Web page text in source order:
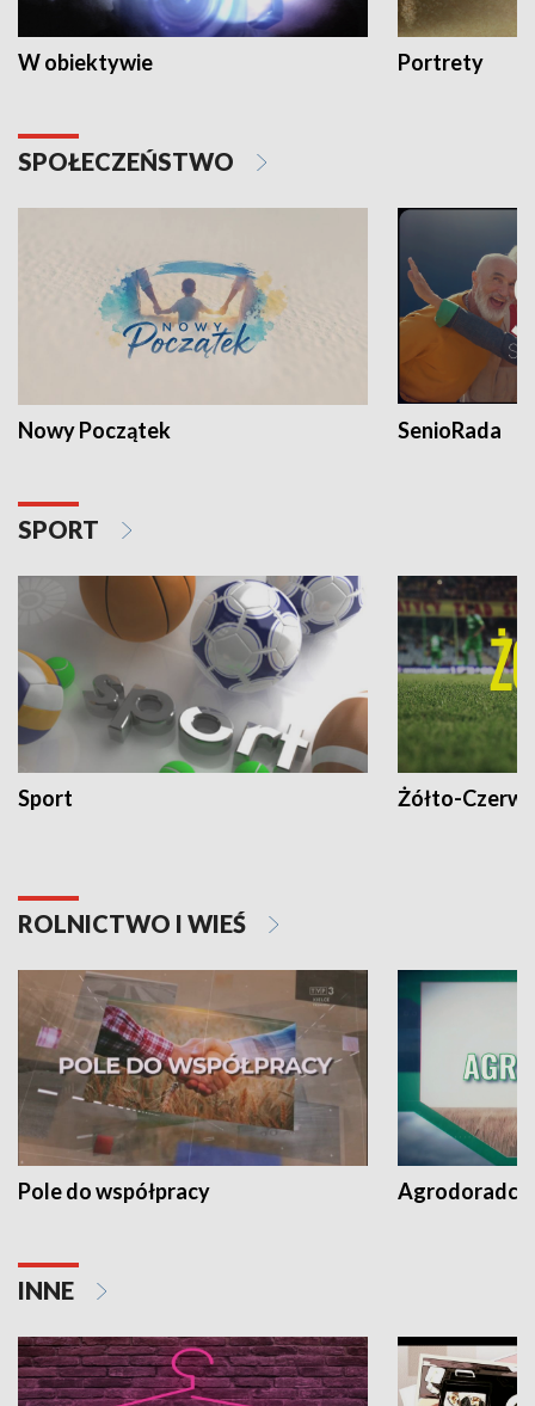
W obiektywie Portrety
SPOŁECZEŃSTWO
Nowy Początek SenioRada
SPORT
Sport Żółto-
ROLNICTWO I WIEŚ
Pole do współpracy Agrodoradcy
INNE